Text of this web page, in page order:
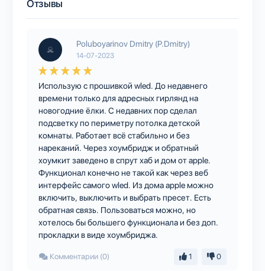
Отзывы
Poluboyarinov Dmitry (P.Dmitry)
14-07-2023
Использую с прошивкой wled. До недавнего
времени только для адресных гирлянд на
новогодние ёлки. С недавних пор сделал
подсветку по периметру потолка детской
комнаты. Работает всё стабильно и без
нареканий. Через хоумбридж и обратный
хоумкит заведено в спрут хаб и дом от apple.
Функционал конечно не такой как через веб
интерфейс самого wled. Из дома apple можно
включить, выключить и выбрать пресет. Есть
обратная связь. Пользоваться можно, но
хотелось бы большего функционала и без доп.
прокладки в виде хоумбриджа.
Комментарии (0) 1 0